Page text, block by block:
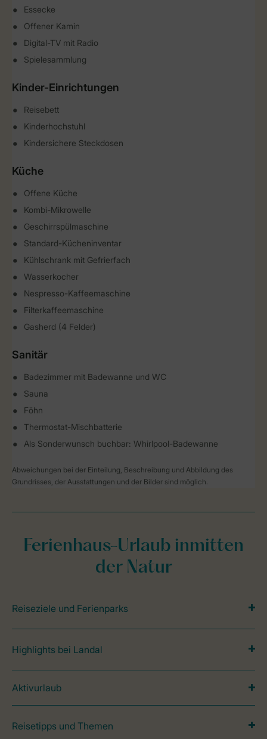
Essecke
Offener Kamin
Digital-TV mit Radio
Spielesammlung
Kinder-Einrichtungen
Reisebett
Kinderhochstuhl
Kindersichere Steckdosen
Küche
Offene Küche
Kombi-Mikrowelle
Geschirrspülmaschine
Standard-Kücheninventar
Kühlschrank mit Gefrierfach
Wasserkocher
Nespresso-Kaffeemaschine
Filterkaffeemaschine
Gasherd (4 Felder)
Sanitär
Badezimmer mit Badewanne und WC
Sauna
Föhn
Thermostat-Mischbatterie
Als Sonderwunsch buchbar: Whirlpool-Badewanne
Abweichungen bei der Einteilung, Beschreibung und Abbildung des
Grundrisses, der Ausstattungen und der Bilder sind möglich.
Ferienhaus-Urlaub inmitten
der Natur
Reiseziele und Ferienparks
Highlights bei Landal
Aktivurlaub
Reisetipps und Themen